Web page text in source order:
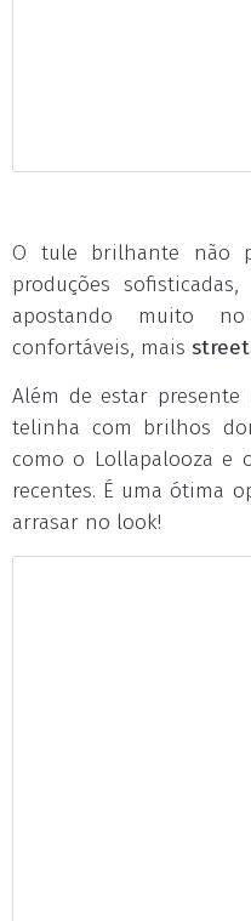
O tule brilhante não
produções
apostando muito
confortáveis, mais
Além de estar
telinha com brilhos
como o Lollapalooza e
recentes. É uma ótima
arrasar no look!